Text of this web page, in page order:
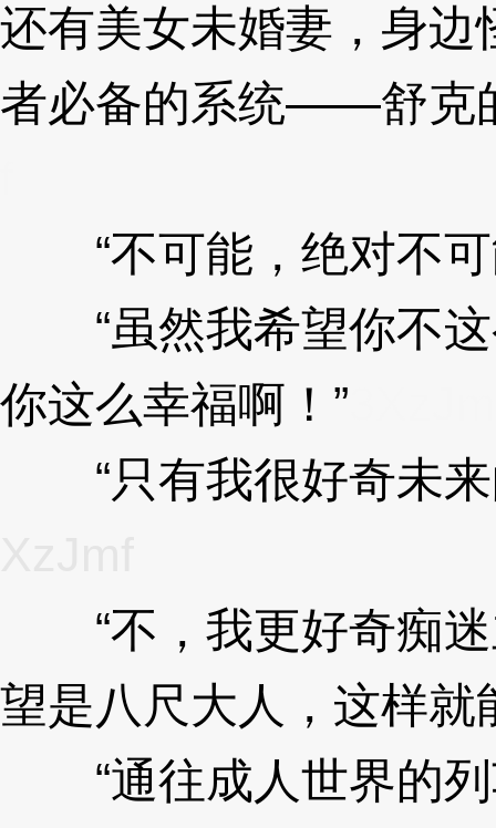
还有美女未婚妻，身
者必备的系统——舒克
“不可能，绝对不可
“虽然我希望你不这
你这么幸福啊！”
“只有我很好奇未来
“不，我更好奇痴迷
望是八尺大人，这样就
“通往成人世界的列